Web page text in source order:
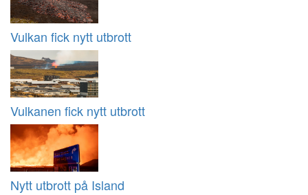
Vulkan fick nytt utbrott
Vulkanen fick nytt utbrott
Nytt utbrott på Island